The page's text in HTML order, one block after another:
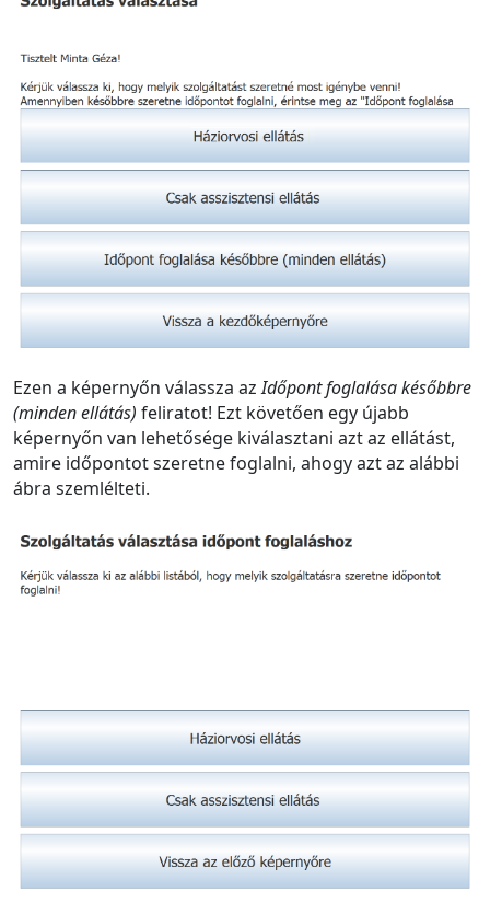
Ezen a képernyőn válassza azIdőpont foglalása későbbre
(minden ellátás) feliratot! Ezt követően egy újabb
képernyőn van lehetősége kiválasztani azt az ellátást,
amire időpontot szeretne foglalni, ahogy azt az alábbi
ábra szemlélteti.